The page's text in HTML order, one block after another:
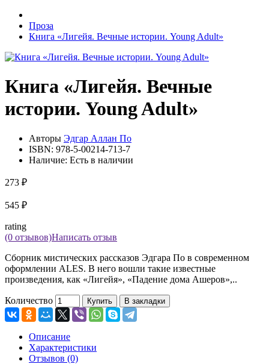
Проза
Книга «Лигейя. Вечные истории. Young Adult»
Книга «Лигейя. Вечные
истории. Young Adult»
Авторы Эдгар Аллан По
ISBN: 978-5-00214-713-7
Наличие: Есть в наличии
273 ₽
545 ₽
rating
(0 отзывов)Написать отзыв
Сборник мистических рассказов Эдгара По в современном
оформлении ALES. В него вошли такие известные
произведения, как «Лигейя», «Падение дома Ашеров»,..
Количество Купить В закладки
Описание
Характеристики
Отзывов (0)